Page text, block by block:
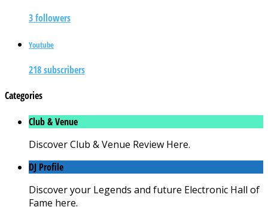
3 followers
Youtube
218 subscribers
Categories
Club & Venue
Discover Club & Venue Review Here.
DJ Profile
Discover your Legends and future Electronic Hall of
Fame here.